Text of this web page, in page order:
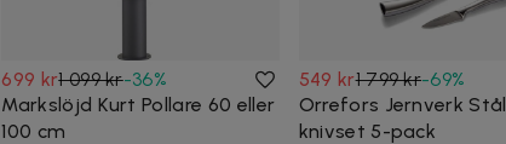
699 kr1 099 kr-36%
Markslöjd Kurt Pollare 60 eller
100 cm
549 kr1 799 kr-69%
Orrefors Jernverk Stål
knivset 5-pack